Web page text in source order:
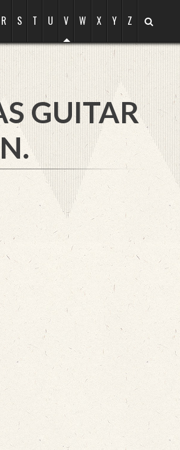
R S T U V W X Y Z
GUITAR